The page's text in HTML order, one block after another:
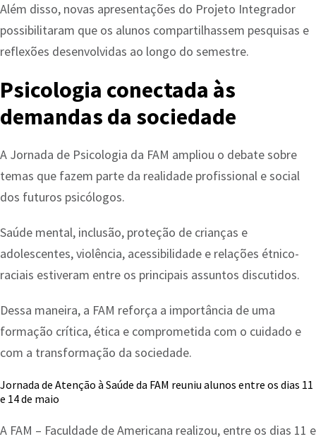
Além disso, novas apresentações do Projeto Integrador
possibilitaram que os alunos compartilhassem pesquisas e
reflexões desenvolvidas ao longo do semestre.
Psicologia conectada às
demandas da sociedade
A Jornada de Psicologia da FAM ampliou o debate sobre
temas que fazem parte da realidade profissional e social
dos futuros psicólogos.
Saúde mental, inclusão, proteção de crianças e
adolescentes, violência, acessibilidade e relações étnico-
raciais estiveram entre os principais assuntos discutidos.
Dessa maneira, a FAM reforça a importância de uma
formação crítica, ética e comprometida com o cuidado e
com a transformação da sociedade.
Jornada de Atenção à Saúde da FAM reuniu alunos entre os dias 11
e 14 de maio
A FAM – Faculdade de Americana realizou, entre os dias 11 e